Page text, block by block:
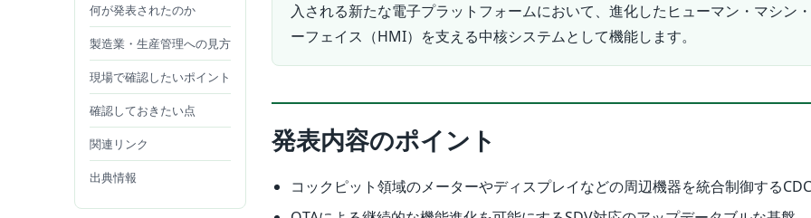
何が発表されたのか
製造業・生産管理への見方
現場で確認したいポイント
確認しておきたい点
関連リンク
出典情報
入される新たな電子プラットフォームにおいて、進化したヒューマン・マシン
ーフェイス（HMI）を支える中核システムとして機能します。
発表内容のポイント
コックピット領域のメーターやディスプレイなどの周辺機器を統合制御するCDC